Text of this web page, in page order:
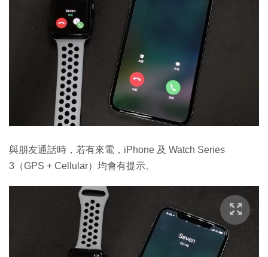
與朋友通話時，若有來電，iPhone 及 Watch Series
3（GPS + Cellular）均會有提示。